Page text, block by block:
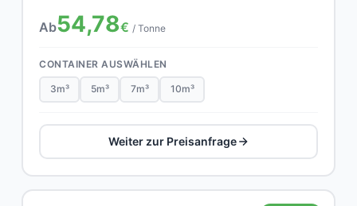
Ab54,78€ / Tonne
CONTAINER AUSWÄHLEN
3m³ 5m³ 7m³ 10m³
Weiter zur Preisanfrage